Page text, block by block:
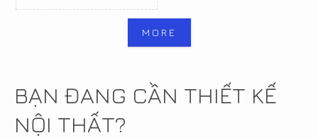
MORE
BẠN ĐANG CẦN THIẾT KẾ
NỘI THẤT?